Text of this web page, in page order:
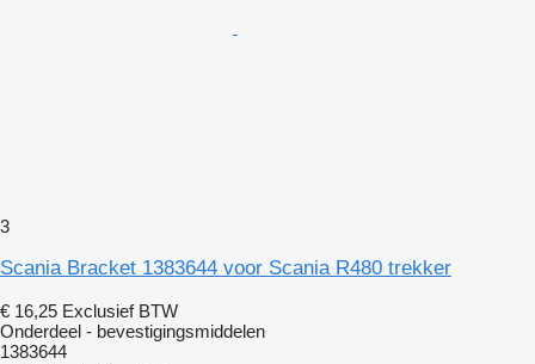
3
Scania Bracket 1383644 voor Scania R480 trekker
€ 16,25 Exclusief BTW
Onderdeel - bevestigingsmiddelen
1383644